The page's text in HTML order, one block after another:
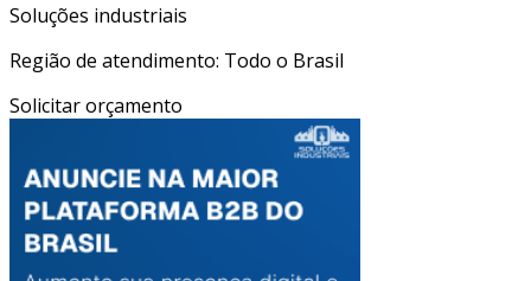
Soluções industriais
Região de atendimento: Todo o Brasil
Solicitar orçamento